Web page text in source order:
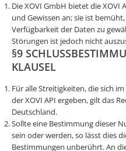
Die XOVI GmbH bietet die XOVI
und Gewissen an; sie ist
Verfügbarkeit der Daten zu
Störungen ist jedoch nicht
§9
KLAUSEL
Für alle Streitigkeiten, die sich
der XOVI API ergeben, gilt das
Deutschland.
Sollte eine Bestimmung dieser
sein oder werden, so lässt dies
Bestimmungen unberührt. An